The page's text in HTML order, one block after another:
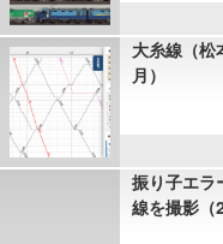
大糸線（松
月）
振り子エ
線を撮影（